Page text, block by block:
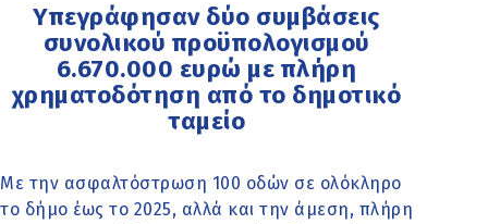
Υπεγράφησαν δύο συμβάσεις
συνολικού προϋπολογισμού
6.670.000 ευρώ με πλήρη
χρηματοδότηση από το δημοτικό
ταμείο
Με την ασφαλτόστρωση 100 οδών σε ολόκληρο
το δήμο έως το 2025, αλλά και την άμεση, πλήρη